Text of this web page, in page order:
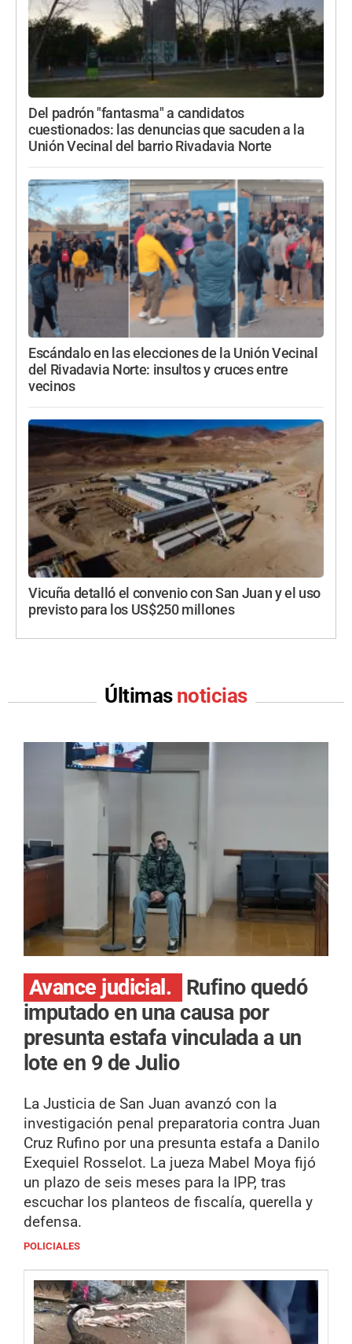
Del padrón "fantasma" a candidatos
cuestionados: las denuncias que sacuden a la
Unión Vecinal del barrio Rivadavia Norte
Escándalo en las elecciones de la Unión Vecinal
del Rivadavia Norte: insultos y cruces entre
vecinos
Vicuña detalló el convenio con San Juan y el uso
previsto para los US$250 millones
Últimas noticias
Avance judicial.
Rufino quedó
imputado en una causa por
presunta estafa vinculada a un
lote en 9 de Julio
La Justicia de San Juan avanzó con la
investigación penal preparatoria contra Juan
Cruz Rufino por una presunta estafa a Danilo
Exequiel Rosselot. La jueza Mabel Moya fijó
un plazo de seis meses para la IPP, tras
escuchar los planteos de fiscalía, querella y
defensa.
POLICIALES